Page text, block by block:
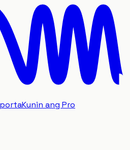
Kunin ang Pro